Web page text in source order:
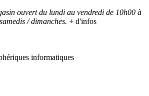
ouvert du lundi au vendredi de 10h00 à
/ dimanches. + d'infos